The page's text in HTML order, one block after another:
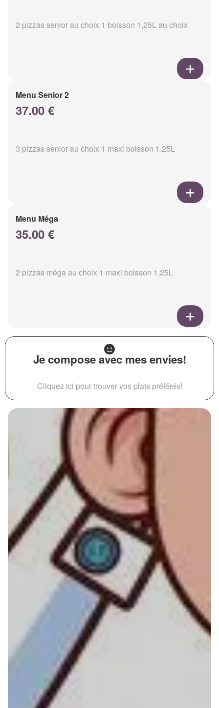
2 pizzas senior au choix 1 boisson 1,25L au choix
Menu Senior 2
37.00 €
3 pizzas senior au choix 1 maxi boisson 1,25L
Menu Méga
35.00 €
2 pizzas méga au choix 1 maxi boisson 1,25L
Je compose avec mes envies!
Cliquez ici pour trouver vos plats préférés!